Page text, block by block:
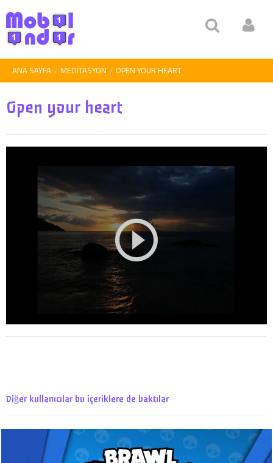
ANA SAYFA MEDITASYON OPEN YOUR HEART
Open your heart
Diğer kullanıcılar bu içeriklere de baktılar